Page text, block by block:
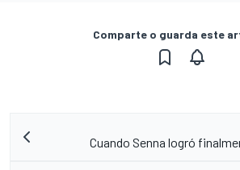
Comparte o guarda este
Cuando Senna logró